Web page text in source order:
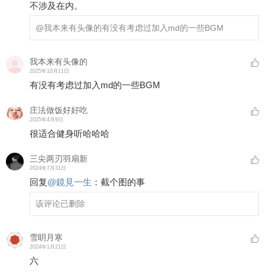
不涉及在内。
@我本来有头像的有没有考虑过加入md的一些BGM
我本来有头像的
2025年10月11日
有没有考虑过加入md的一些BGM
庄法做饭好好吃
2025年4月9日
很适合健身听哈哈哈
三尖两刃羽扇新
2024年7月31日
回复@鏡見一生 ： 截个图的事
该评论已删除
雪眀月寒
2024年1月21日
六